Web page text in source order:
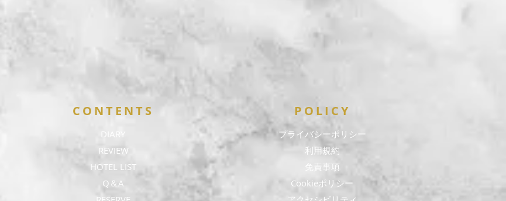
CONTENTS
DIARY
REVIEW
HOTEL LIST
Q＆A
POLICY
​プライバシーポリシー
利用規約
免責事項
Cookieポリシー